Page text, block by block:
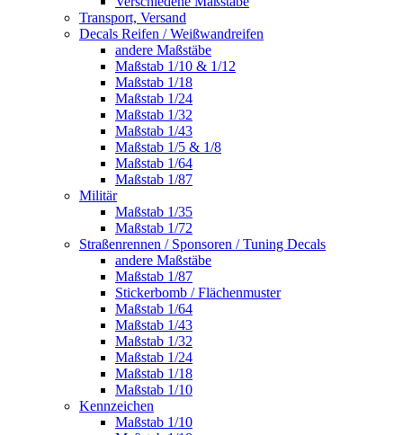
Transport, Versand
Decals Reifen / Weißwandreifen
andere Maßstäbe
Maßstab 1/10 & 1/12
Maßstab 1/18
Maßstab 1/24
Maßstab 1/32
Maßstab 1/43
Maßstab 1/5 & 1/8
Maßstab 1/64
Maßstab 1/87
Militär
Maßstab 1/35
Maßstab 1/72
Straßenrennen / Sponsoren / Tuning Decals
andere Maßstäbe
Maßstab 1/87
Stickerbomb / Flächenmuster
Maßstab 1/64
Maßstab 1/43
Maßstab 1/32
Maßstab 1/24
Maßstab 1/18
Maßstab 1/10
Kennzeichen
Maßstab 1/10